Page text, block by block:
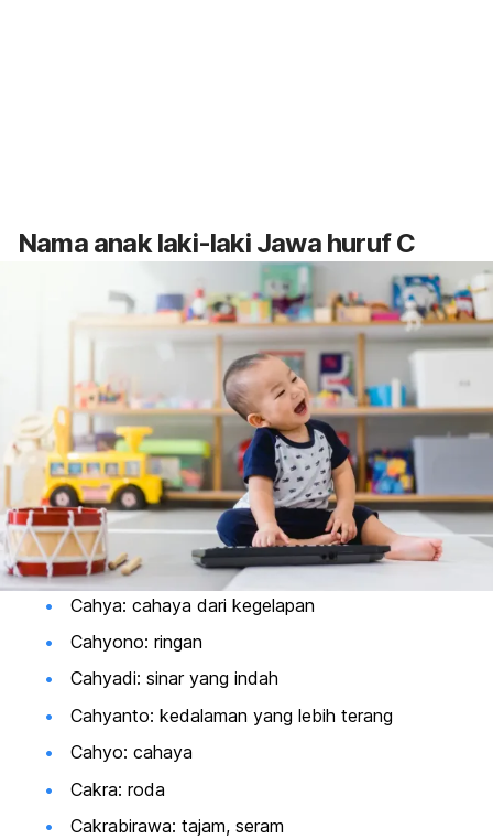
Nama anak laki-laki Jawa huruf C
Cahya: cahaya dari kegelapan
Cahyono: ringan
Cahyadi: sinar yang indah
Cahyanto: kedalaman yang lebih terang
Cahyo: cahaya
Cakra: roda
Cakrabirawa: tajam, seram